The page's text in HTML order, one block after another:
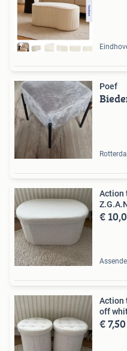
Poef
Action
€
Action
off
€ 7,50